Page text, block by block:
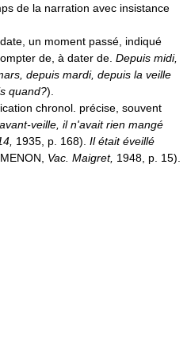
de la narration avec insistance
un moment passé, indiqué
de, à dater de. Depuis midi,
depuis mardi, depuis la veille
quand?).
chronol. précise, souvent
veille, il n'avait rien mangé
1935, p. 168). Il était éveillé
Vac. Maigret, 1948, p. 15).